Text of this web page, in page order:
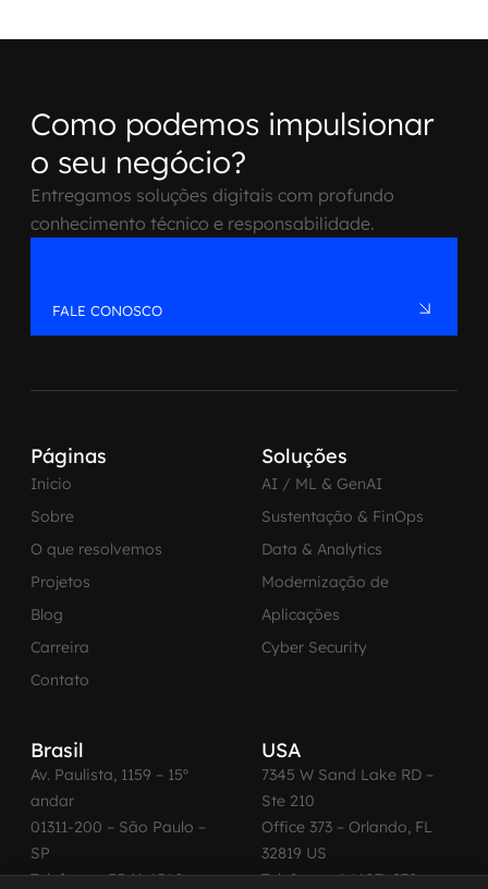
Como podemos impulsionar
o seu negócio?
Entregamos soluções digitais com profundo
conhecimento técnico e responsabilidade.
FALE CONOSCO
Páginas
Inicio
Sobre
O que resolvemos
Projetos
Blog
Carreira
Contato
Soluções
AI / ML & GenAI
Sustentação & FinOps
Data & Analytics
Modernização de
Aplicações
Cyber Security
Brasil
Av. Paulista, 1159 – 15º
andar
01311-200 – São Paulo –
SP
Telefone: +55 11 4560-
USA
7345 W Sand Lake RD –
Ste 210
Office 373 – Orlando, FL
32819 US
Telefone: +1 (407) 270-